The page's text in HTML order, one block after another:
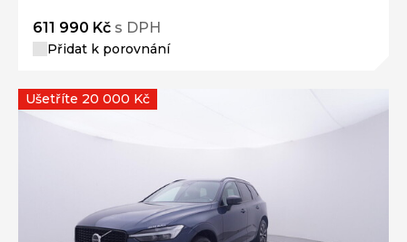
611 990 Kč s DPH
Přidat k porovnání
Ušetříte 20 000 Kč